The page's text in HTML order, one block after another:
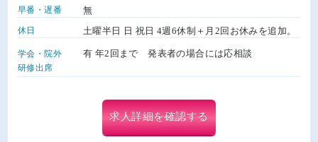
早番・遅番 無
休日 土曜半日 日 祝日 4週6休制＋月2回お休みを追加。
学会・院外
研修出席
有 年2回まで 発表者の場合には応相談
求人詳細を確認する